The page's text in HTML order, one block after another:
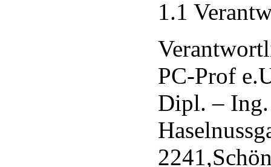
1.1
PC-Prof
Dipl. –